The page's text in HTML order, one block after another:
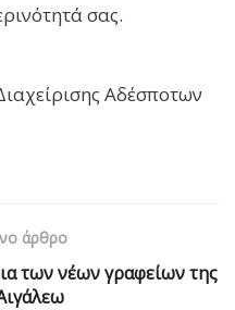
σας.
Αδέσποτων
άρθρο
των νέων γραφείων της